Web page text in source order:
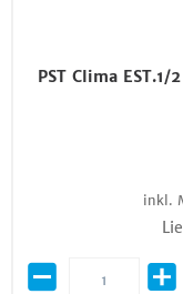
PST Clima
inkl.